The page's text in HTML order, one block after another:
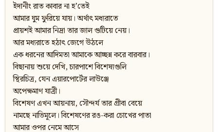
ইদানীং রাত কাবার না হ’তেই
আমার ঘুম ফুরিয়ে যায়। অর্থাৎ মধ্যরাতে
প্রায়শই আমার নিদ্রা তার জাল গুটিয়ে নেয়।
আর মধ্যরাতে হঠাৎ জেগে উঠলে
এক ধরনের আদিমতা আমাকে আচ্ছন্ন করে বারবার।
বিছানায় শুয়ে দেখি, চারপাশে বিশেষ্যগুলি
স্থিরচিত্র, যেন এয়ারপোর্টের লাউঞ্জে
অপেক্ষমাণ যাত্রী।
বিশেষণ এখন আয়নায়, সৌন্দর্য তার গ্রীবা বেয়ে
নামছে নাভিমূলে। বিশেষণের রঙ-করা চোখের পাতা
আমার ওপর নেমে আসে